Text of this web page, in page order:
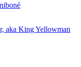
aka King Yellowman